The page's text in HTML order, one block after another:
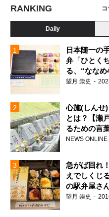
RANKING
Daily
日本随一の
弁「ひとく
る、“ななめ
望月 崇史
心施(しんせ
とは？【瀬
るための言
NEWS
急がば回れ
えでしくじ
の駅弁屋さ
ター望月の
望月 崇史